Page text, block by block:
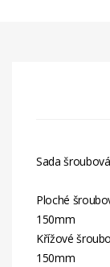
Sada
Ploché
150mm
Křížové
150mm